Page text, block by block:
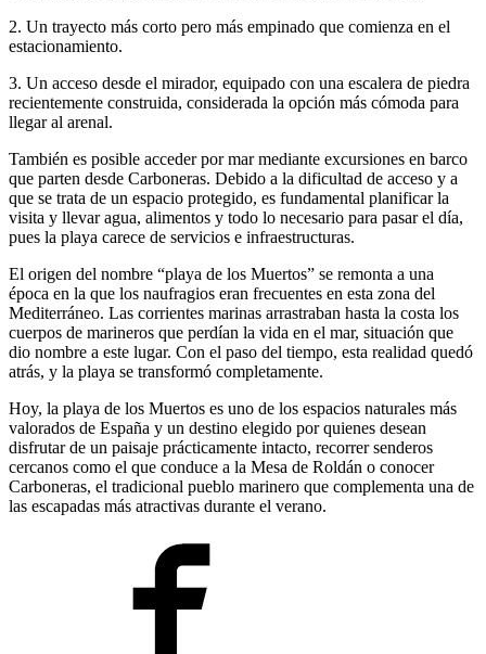
2. Un trayecto más corto pero más empinado que comienza en el
estacionamiento.
3. Un acceso desde el mirador, equipado con una escalera de piedra
recientemente construida, considerada la opción más cómoda para
llegar al arenal.
También es posible acceder por mar mediante excursiones en barco
que parten desde Carboneras. Debido a la dificultad de acceso y a
que se trata de un espacio protegido, es fundamental planificar la
visita y llevar agua, alimentos y todo lo necesario para pasar el día,
pues la playa carece de servicios e infraestructuras.
El origen del nombre “playa de los Muertos” se remonta a una
época en la que los naufragios eran frecuentes en esta zona del
Mediterráneo. Las corrientes marinas arrastraban hasta la costa los
cuerpos de marineros que perdían la vida en el mar, situación que
dio nombre a este lugar. Con el paso del tiempo, esta realidad quedó
atrás, y la playa se transformó completamente.
Hoy, la playa de los Muertos es uno de los espacios naturales más
valorados de España y un destino elegido por quienes desean
disfrutar de un paisaje prácticamente intacto, recorrer senderos
cercanos como el que conduce a la Mesa de Roldán o conocer
Carboneras, el tradicional pueblo marinero que complementa una de
las escapadas más atractivas durante el verano.